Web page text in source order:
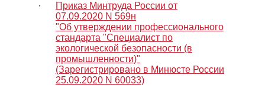
∙
Приказ Минтруда России от
07.09.2020 N 569н
"Об утверждении профессионального
стандарта "Специалист по
экологической безопасности (в
промышленности)"
(Зарегистрировано в Минюсте России
25.09.2020 N 60033)